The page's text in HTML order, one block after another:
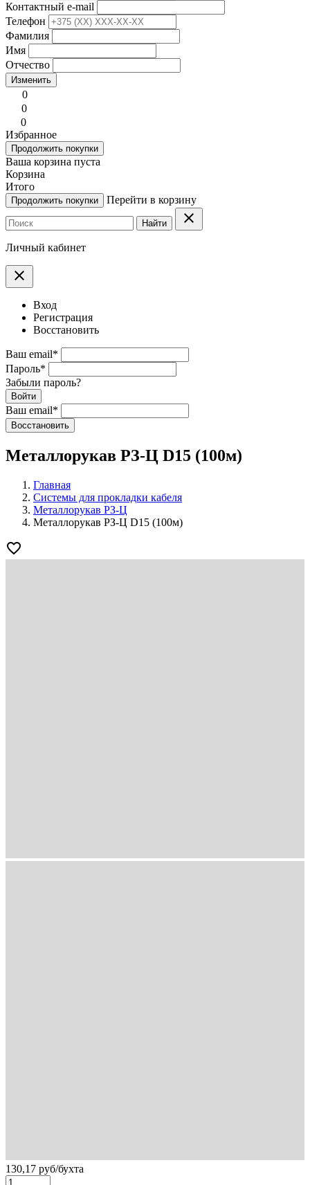
Контактный e-mail
Телефон
Фамилия
Имя
Отчество
Изменить
0
0
0
Избранное
Продолжить покупки
Ваша корзина пуста
Корзина
Итого
Продолжить покупки Перейти в корзину
Найти clear
Личный кабинет
clear
Вход
Регистрация
Восстановить
Ваш email*
Пароль*
Забыли пароль?
Войти
Ваш email*
Воcстановить
Металлорукав РЗ-Ц D15 (100м)
Главная
Системы для прокладки кабеля
Металлорукав РЗ-Ц
Металлорукав РЗ-Ц D15 (100м)
favorite_border
130,17 руб/бухта